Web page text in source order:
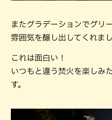
またグラデーションでグリ
雰囲気を醸し出してくれまし
これは面白い！
いつもと違う焚火を楽しみ
す。